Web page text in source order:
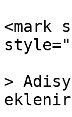
<mark
>